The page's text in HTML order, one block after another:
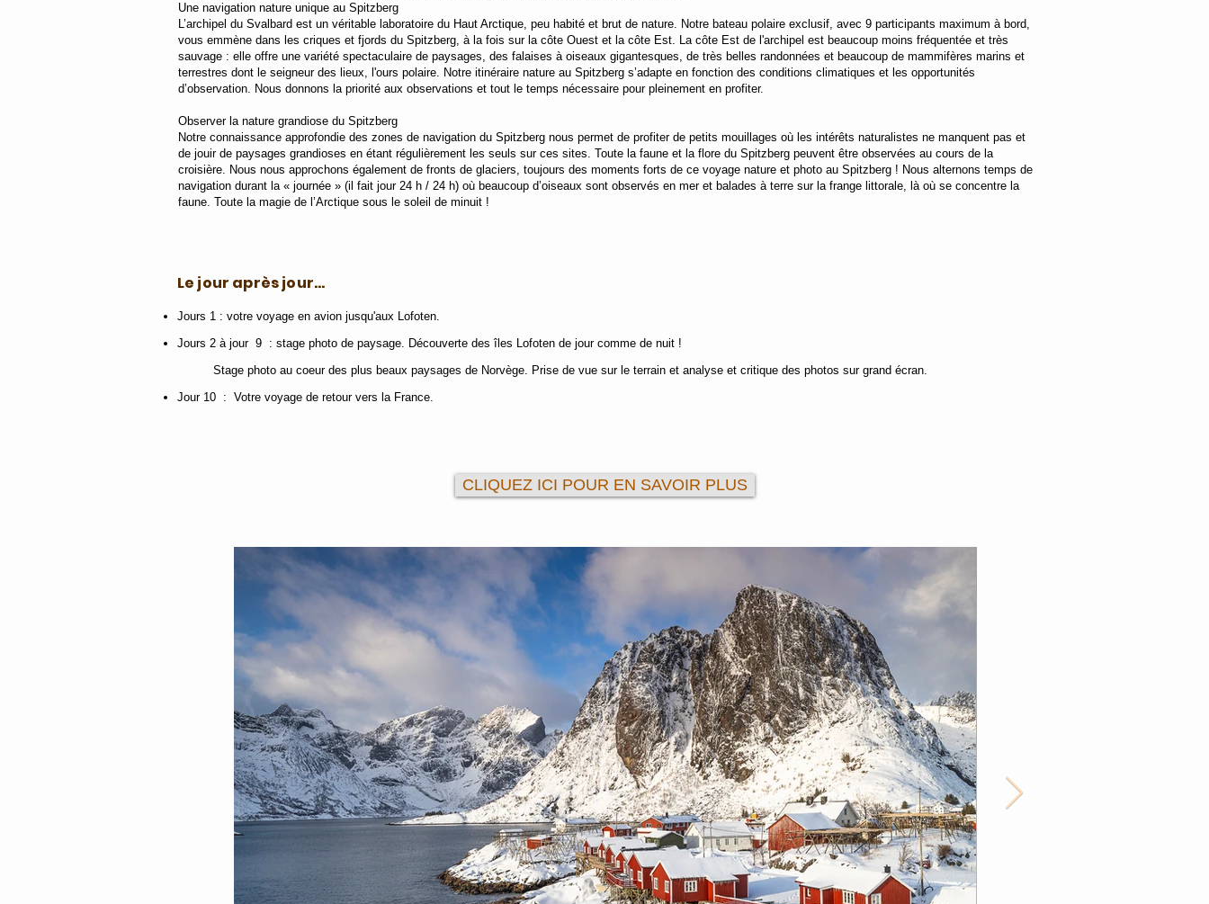
Une navigation nature unique au Spitzberg
L’archipel du Svalbard est un véritable laboratoire du Haut Arctique, peu habité et brut de nature. Notre bateau polaire exclusif, avec 9 participants maximum à bord,
vous emmène dans les criques et fjords du Spitzberg, à la fois sur la côte Ouest et la côte Est. La côte Est de l'archipel est beaucoup moins fréquentée et très
sauvage : elle offre une variété spectaculaire de paysages, des falaises à oiseaux gigantesques, de très belles randonnées et beaucoup de mammifères marins et
terrestres dont le seigneur des lieux, l'ours polaire. Notre itinéraire nature au Spitzberg s’adapte en fonction des conditions climatiques et les opportunités
d’observation. Nous donnons la priorité aux observations et tout le temps nécessaire pour pleinement en profiter.
Observer la nature grandiose du Spitzberg
Notre connaissance approfondie des zones de navigation du Spitzberg nous permet de profiter de petits mouillages où les intérêts naturalistes ne manquent pas et
de jouir de paysages grandioses en étant régulièrement les seuls sur ces sites. Toute la faune et la flore du Spitzberg peuvent être observées au cours de la
croisière. Nous nous approchons également de fronts de glaciers, toujours des moments forts de ce voyage nature et photo au Spitzberg ! Nous alternons temps de
navigation durant la « journée » (il fait jour 24 h / 24 h) où beaucoup d’oiseaux sont observés en mer et balades à terre sur la frange littorale, là où se concentre la
faune. Toute la magie de l’Arctique sous le soleil de minuit !
Le jour après jour...
Jours 1 : votre voyage en avion jusqu'aux Lofoten.
Jours 2 à jour 9 : stage photo ​ de paysage. Découverte des îles Lofoten de jour comme de nuit !
Stage photo au coeur des plus beaux paysages de Norvège. Prise de vue sur le terrain et analyse et critique des photos sur grand écran.
Jour 10 : Votre voyage de retour vers la France.
CLIQUEZ ICI POUR EN SAVOIR PLUS